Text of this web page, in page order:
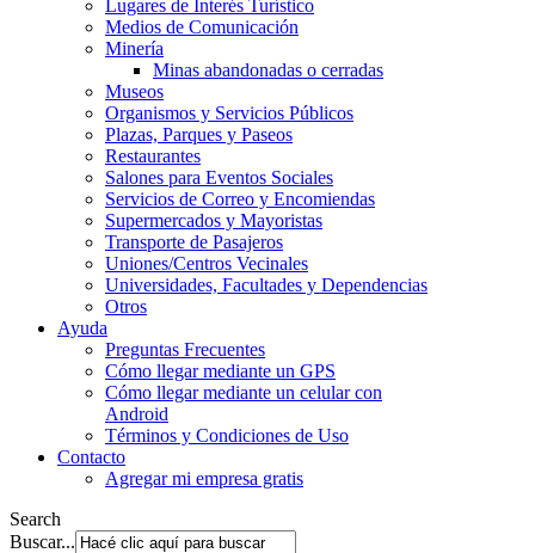
Lugares de Interés Turístico
Medios de Comunicación
Minería
Minas abandonadas o cerradas
Museos
Organismos y Servicios Públicos
Plazas, Parques y Paseos
Restaurantes
Salones para Eventos Sociales
Servicios de Correo y Encomiendas
Supermercados y Mayoristas
Transporte de Pasajeros
Uniones/Centros Vecinales
Universidades, Facultades y Dependencias
Otros
Ayuda
Preguntas Frecuentes
Cómo llegar mediante un GPS
Cómo llegar mediante un celular con
Android
Términos y Condiciones de Uso
Contacto
Agregar mi empresa gratis
Search
Buscar...